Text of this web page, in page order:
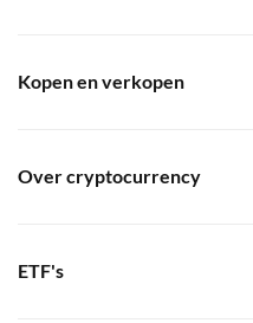
Kopen en verkopen
Over cryptocurrency
ETF's